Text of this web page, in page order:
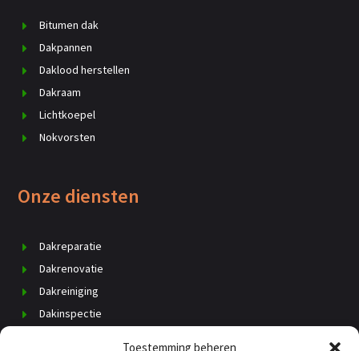
Toestemming beheren
Bitumen dak
Dakpannen
Daklood herstellen
Dakraam
Lichtkoepel
Nokvorsten
Onze diensten
Dakreparatie
Dakrenovatie
Dakreiniging
Dakinspectie